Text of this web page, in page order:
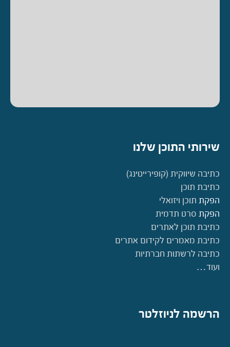
שירותי התוכן שלנו
כתיבה שיווקית (קופירייטינג)
כתיבת תוכן
הפקת תוכן ויזואלי
הפקת סרט תדמית
כתיבת תוכן לאתרים
כתיבת מאמרים לקידום אתרים
כתיבה לרשתות חברתיות
ועוד…
הרשמה לניוזלטר